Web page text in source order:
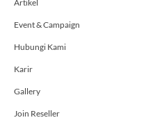
Artikel
Event & Campaign
Hubungi Kami
Karir
Gallery
Join Reseller